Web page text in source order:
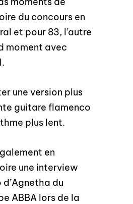
du concours en
et pour 83, l’autre
moment avec
une version plus
guitare flamenco
plus lent.
en
une interview
d’Agnetha du
ABBA lors de la